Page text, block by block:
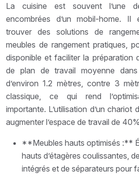
La cuisine est souvent l’une
encombrées d’un mobil-home.
trouver des solutions de
meubles de rangement pratiques,
disponible et faciliter la préparation
de plan de travail moyenne
d’environ 1.2 mètres, contre 3
classique, ce qui rend
importante. L’utilisation d’un chariot
augmenter l’espace de travail de
**Meubles hauts optimisés :**
hauts d’étagères coulissantes,
intégrés et de séparateurs pour